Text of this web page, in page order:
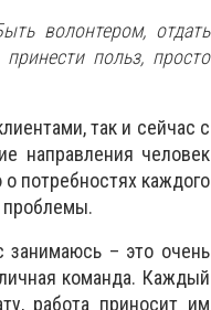
волонтером, отдать
польз, просто
так и сейчас с
направления человек
потребностях каждого
проблемы.
– это очень
команда. Каждый
работа приносит им